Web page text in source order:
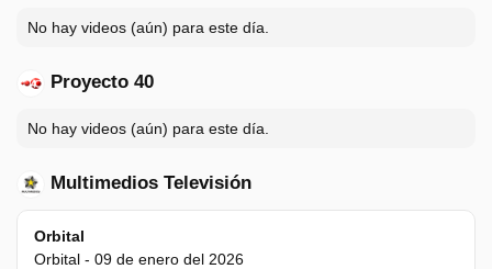
No hay videos (aún) para este día.
Proyecto 40
No hay videos (aún) para este día.
Multimedios Televisión
Orbital
Orbital - 09 de enero del 2026